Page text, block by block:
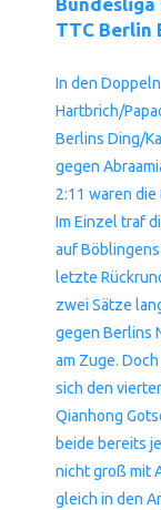
TTC Berlin
In den
Hartbrich/
Berlins Ding/
gegen
2:11 waren
Im Einzel traf
auf Böblingens
letzte
zwei Sätze
gegen Berlins
am Zuge.
sich den
Qianhong
beide bereits
nicht groß mit
gleich in den